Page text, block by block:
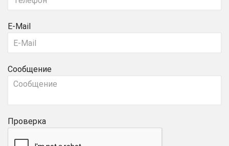
E-Mail
Сообщение
Проверка